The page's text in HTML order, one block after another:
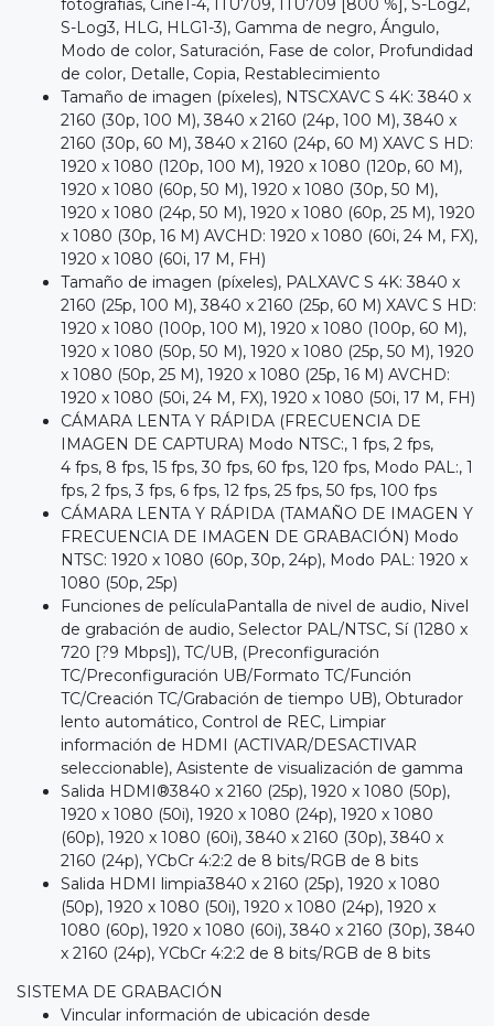
S-Log3, HLG, HLG1-3), Gamma de negro, Ángulo,
Modo de color, Saturación, Fase de color, Profundidad
de color, Detalle, Copia, Restablecimiento
Tamaño de imagen (píxeles), NTSCXAVC S 4K: 3840 x
2160 (30p, 100 M), 3840 x 2160 (24p, 100 M), 3840 x
2160 (30p, 60 M), 3840 x 2160 (24p, 60 M) XAVC S HD:
1920 x 1080 (120p, 100 M), 1920 x 1080 (120p, 60 M),
1920 x 1080 (60p, 50 M), 1920 x 1080 (30p, 50 M),
1920 x 1080 (24p, 50 M), 1920 x 1080 (60p, 25 M), 1920
x 1080 (30p, 16 M) AVCHD: 1920 x 1080 (60i, 24 M, FX),
1920 x 1080 (60i, 17 M, FH)
Tamaño de imagen (píxeles), PALXAVC S 4K: 3840 x
2160 (25p, 100 M), 3840 x 2160 (25p, 60 M) XAVC S HD:
1920 x 1080 (100p, 100 M), 1920 x 1080 (100p, 60 M),
1920 x 1080 (50p, 50 M), 1920 x 1080 (25p, 50 M), 1920
x 1080 (50p, 25 M), 1920 x 1080 (25p, 16 M) AVCHD:
1920 x 1080 (50i, 24 M, FX), 1920 x 1080 (50i, 17 M, FH)
CÁMARA LENTA Y RÁPIDA (FRECUENCIA DE
IMAGEN DE CAPTURA) Modo NTSC:, 1 fps, 2 fps,
4 fps, 8 fps, 15 fps, 30 fps, 60 fps, 120 fps, Modo PAL:, 1
fps, 2 fps, 3 fps, 6 fps, 12 fps, 25 fps, 50 fps, 100 fps
CÁMARA LENTA Y RÁPIDA (TAMAÑO DE IMAGEN Y
FRECUENCIA DE IMAGEN DE GRABACIÓN) Modo
NTSC: 1920 x 1080 (60p, 30p, 24p), Modo PAL: 1920 x
1080 (50p, 25p)
Funciones de películaPantalla de nivel de audio, Nivel
de grabación de audio, Selector PAL/NTSC, Sí (1280 x
720 [?9 Mbps]), TC/UB, (Preconfiguración
TC/Preconfiguración UB/Formato TC/Función
TC/Creación TC/Grabación de tiempo UB), Obturador
lento automático, Control de REC, Limpiar
información de HDMI (ACTIVAR/DESACTIVAR
seleccionable), Asistente de visualización de gamma
Salida HDMI®3840 x 2160 (25p), 1920 x 1080 (50p),
1920 x 1080 (50i), 1920 x 1080 (24p), 1920 x 1080
(60p), 1920 x 1080 (60i), 3840 x 2160 (30p), 3840 x
2160 (24p), YCbCr 4:2:2 de 8 bits/RGB de 8 bits
Salida HDMI limpia3840 x 2160 (25p), 1920 x 1080
(50p), 1920 x 1080 (50i), 1920 x 1080 (24p), 1920 x
1080 (60p), 1920 x 1080 (60i), 3840 x 2160 (30p), 3840
x 2160 (24p), YCbCr 4:2:2 de 8 bits/RGB de 8 bits
SISTEMA DE GRABACIÓN
Vincular información de ubicación desde